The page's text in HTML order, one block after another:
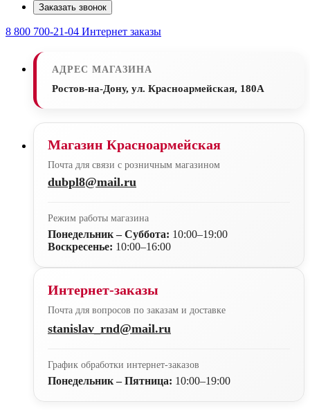
Заказать звонок
8 800 700-21-04 Интернет заказы
АДРЕС МАГАЗИНА
Ростов-на-Дону, ул. Красноармейская, 180А
Магазин Красноармейская
Почта для связи с розничным магазином
dubpl8@mail.ru
Режим работы магазина
Понедельник – Суббота: 10:00–19:00
Воскресенье: 10:00–16:00
Интернет-заказы
Почта для вопросов по заказам и доставке
stanislav_rnd@mail.ru
График обработки интернет-заказов
Понедельник – Пятница: 10:00–19:00